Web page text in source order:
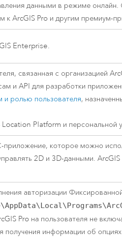
данными в режиме онлайн.
кArcGIS Pro и другим премиум-
Enterprise.
связанная с организацией
и API для разработки
и ролью пользователя,
Location Platform и персональной
которое можно
2D и 3D-данными.ArcGIS
авторизации
Pro на пользователя не
получения информации об